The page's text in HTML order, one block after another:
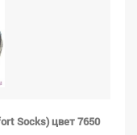
Socks) цвет 7650